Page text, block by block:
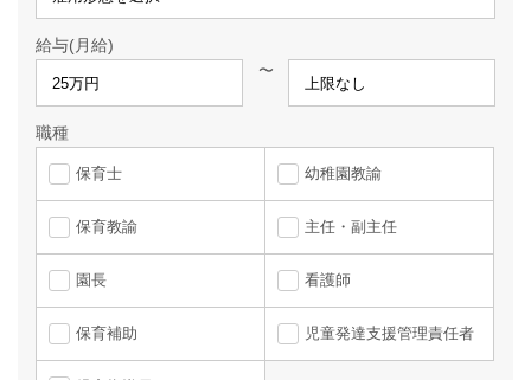
給与(月給)
〜
職種
保育士 幼稚園教諭
保育教諭 主任・副主任
園長 看護師
保育補助 児童発達支援管理責任者